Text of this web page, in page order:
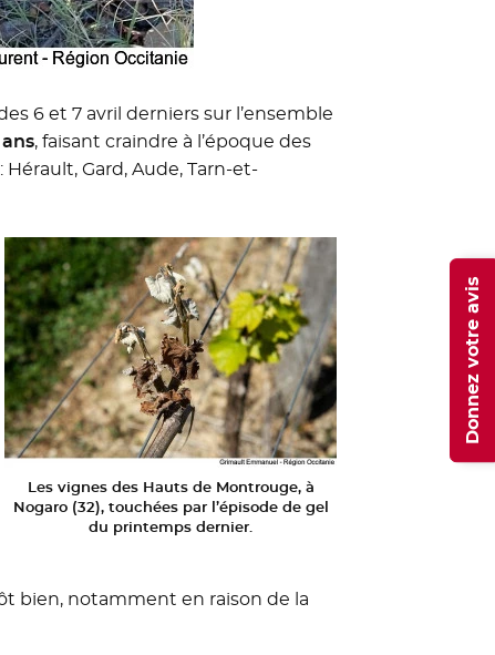
6 et 7 avril derniers sur l’ensemble
, faisant craindre à l’époque des
Gard, Aude, Tarn-et-
Les vignes des Hauts de Montrouge, à
Nogaro (32), touchées par l’épisode de gel
du printemps dernier.
bien, notamment en raison de la
Donnez votre avis